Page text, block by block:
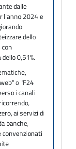
dalle
l'anno 2024 e
dello
0,51%.
o "F24
i canali
ai servizi di
banche,
convenzionati